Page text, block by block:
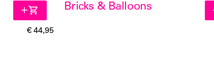
€ 44,95
Bricks & Balloons